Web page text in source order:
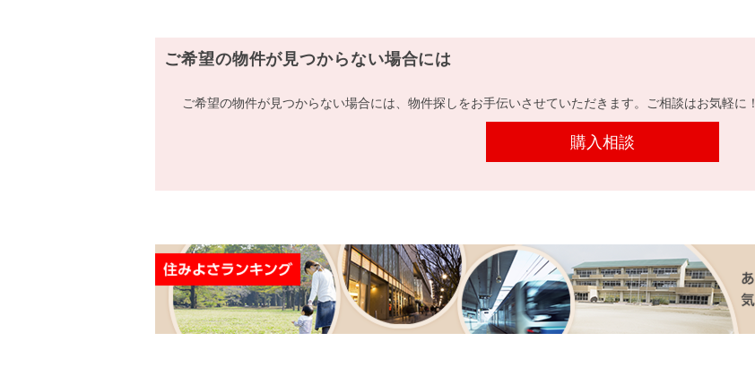
ご希望の物件が見つからない場合には
ご希望の物件が見つからない場合には、物件探しをお手伝いさせていただきます。ご相談はお気軽に！
購入相談